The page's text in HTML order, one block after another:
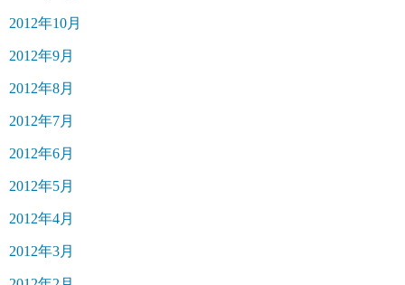
2012年10月
2012年9月
2012年8月
2012年7月
2012年6月
2012年5月
2012年4月
2012年3月